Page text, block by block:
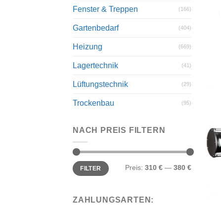
Fenster & Treppen (166)
Gartenbedarf (404)
Heizung (669)
Lagertechnik (41)
Lüftungstechnik (29)
Trockenbau (95)
NACH PREIS FILTERN
Min.
Preis
Max.
PreisFILTER Preis: 310 € — 380 €
ZAHLUNGSARTEN: